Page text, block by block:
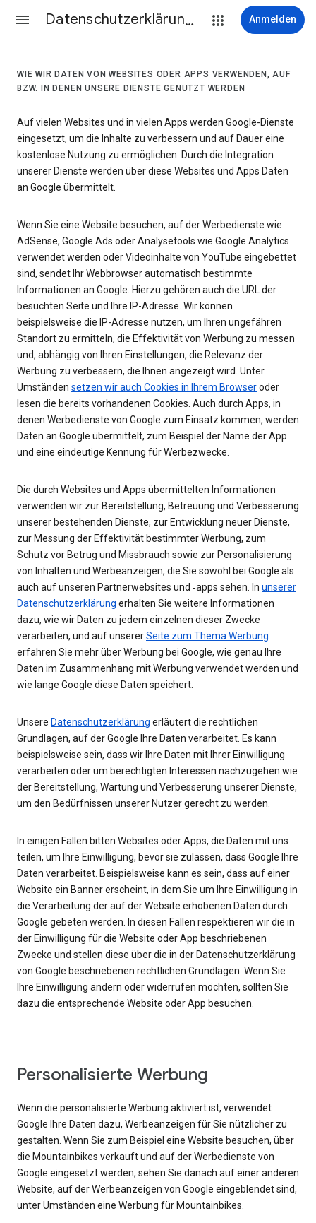
Datenschutzerklärung & Nutzungsbedingungen Anmelden
WIE WIR DATEN VON WEBSITES ODER APPS VERWENDEN, AUF
BZW. IN DENEN UNSERE DIENSTE GENUTZT WERDEN
Auf vielen Websites und in vielen Apps werden Google-Dienste
eingesetzt, um die Inhalte zu verbessern und auf Dauer eine
kostenlose Nutzung zu ermöglichen. Durch die Integration
unserer Dienste werden über diese Websites und Apps Daten
an Google übermittelt.
Wenn Sie eine Website besuchen, auf der Werbedienste wie
AdSense, Google Ads oder Analysetools wie Google Analytics
verwendet werden oder Videoinhalte von YouTube eingebettet
sind, sendet Ihr Webbrowser automatisch bestimmte
Informationen an Google. Hierzu gehören auch die URL der
besuchten Seite und Ihre IP-Adresse. Wir können
beispielsweise die IP-Adresse nutzen, um Ihren ungefähren
Standort zu ermitteln, die Effektivität von Werbung zu messen
und, abhängig von Ihren Einstellungen, die Relevanz der
Werbung zu verbessern, die Ihnen angezeigt wird. Unter
Umständen setzen wir auch Cookies in Ihrem Browseroder
lesen die bereits vorhandenen Cookies. Auch durch Apps, in
denen Werbedienste von Google zum Einsatz kommen, werden
Daten an Google übermittelt, zum Beispiel der Name der App
und eine eindeutige Kennung für Werbezwecke.
Die durch Websites und Apps übermittelten Informationen
verwenden wir zur Bereitstellung, Betreuung und Verbesserung
unserer bestehenden Dienste, zur Entwicklung neuer Dienste,
zur Messung der Effektivität bestimmter Werbung, zum
Schutz vor Betrug und Missbrauch sowie zur Personalisierung
von Inhalten und Werbeanzeigen, die Sie sowohl bei Google als
auch auf unseren Partnerwebsites und ‑apps sehen. In unserer
Datenschutzerklärung erhalten Sie weitere Informationen
dazu, wie wir Daten zu jedem einzelnen dieser Zwecke
verarbeiten, und auf unsererSeite zum Thema Werbung
erfahren Sie mehr über Werbung bei Google, wie genau Ihre
Daten im Zusammenhang mit Werbung verwendet werden und
wie lange Google diese Daten speichert.
Unsere Datenschutzerklärung erläutert die rechtlichen
Grundlagen, auf der Google Ihre Daten verarbeitet. Es kann
beispielsweise sein, dass wir Ihre Daten mit Ihrer Einwilligung
verarbeiten oder um berechtigten Interessen nachzugehen wie
der Bereitstellung, Wartung und Verbesserung unserer Dienste,
um den Bedürfnissen unserer Nutzer gerecht zu werden.
In einigen Fällen bitten Websites oder Apps, die Daten mit uns
teilen, um Ihre Einwilligung, bevor sie zulassen, dass Google Ihre
Daten verarbeitet. Beispielsweise kann es sein, dass auf einer
Website ein Banner erscheint, in dem Sie um Ihre Einwilligung in
die Verarbeitung der auf der Website erhobenen Daten durch
Google gebeten werden. In diesen Fällen respektieren wir die in
der Einwilligung für die Website oder App beschriebenen
Zwecke und stellen diese über die in der Datenschutzerklärung
von Google beschriebenen rechtlichen Grundlagen. Wenn Sie
Ihre Einwilligung ändern oder widerrufen möchten, sollten Sie
dazu die entsprechende Website oder App besuchen.
Personalisierte Werbung
Wenn die personalisierte Werbung aktiviert ist, verwendet
Google Ihre Daten dazu, Werbeanzeigen für Sie nützlicher zu
gestalten. Wenn Sie zum Beispiel eine Website besuchen, über
die Mountainbikes verkauft und auf der Werbedienste von
Google eingesetzt werden, sehen Sie danach auf einer anderen
Website, auf der Werbeanzeigen von Google eingeblendet sind,
unter Umständen eine Werbung für Mountainbikes.